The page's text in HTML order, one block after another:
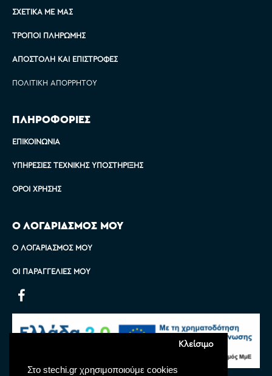
Στο stechi.gr χρησιμοποιούμε cookies
Κλείσιμο
ΣΧΕΤΙΚΆ ΜΕ ΜΑΣ
ΤΡΌΠΟΙ ΠΛΗΡΩΜΉΣ
ΑΠΟΣΤΟΛΉ ΚΑΙ ΕΠΙΣΤΡΟΦΈΣ
ΠΟΛΙΤΙΚΉ ΑΠΟΡΡΉΤΟΥ
ΠΛΗΡΟΦΟΡΙΕΣ
ΕΠΙΚΟΙΝΩΝΊΑ
ΥΠΗΡΕΣΊΕΣ ΤΕΧΝΙΚΉΣ ΥΠΟΣΤΉΡΙΞΗΣ
ΌΡΟΙ ΧΡΉΣΗΣ
Ο ΛΟΓΑΡΙΑΣΜΟΣ ΜΟΥ
Ο ΛΟΓΑΡΙΑΣΜΌΣ ΜΟΥ
ΟΙ ΠΑΡΑΓΓΕΛΊΕΣ ΜΟΥ